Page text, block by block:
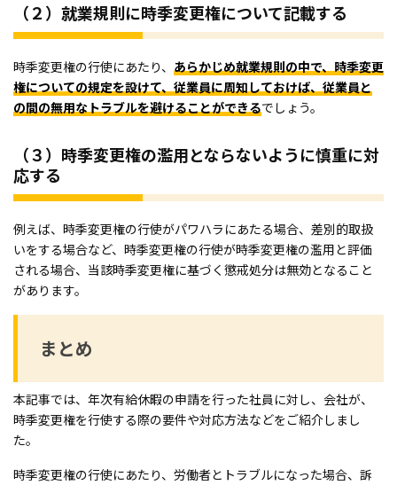
（２）就業規則に時季変更権について記載する
時季変更権の行使にあたり、 あらかじめ就業規則の中で、時季変更
権についての規定を設けて、従業員に周知しておけば、従業員と
の間の無用なトラブルを避けることができるでしょう。
（３）時季変更権の濫用とならないように慎重に対
応する
例えば、時季変更権の行使がパワハラにあたる場合、差別的取扱
いをする場合など、時季変更権の行使が時季変更権の濫用と評価
される場合、当該時季変更権に基づく懲戒処分は無効となること
があります。
まとめ
本記事では、年次有給休暇の申請を行った社員に対し、会社が、
時季変更権を行使する際の要件や対応方法などをご紹介しまし
た。
時季変更権の行使にあたり、労働者とトラブルになった場合、訴